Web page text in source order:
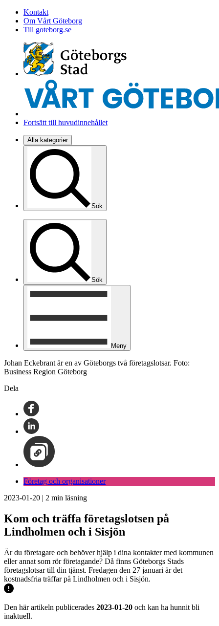
Kontakt
Om Vårt Göteborg
Till goteborg.se
Fortsätt till huvudinnehållet
Alla kategorier
Sök
Sök
Meny
Johan Eckebrant är en av Göteborgs två företagslotsar. Foto:
Business Region Göteborg
Dela
Företag och organisationer
2023-01-20 | 2 min läsning
Kom och träffa företagslotsen på
Lindholmen och i Sisjön
Är du företagare och behöver hjälp i dina kontakter med kommunen
eller annat som rör företagande? Då finns Göteborgs Stads
företagslotsar till din tjänst. Fredagen den 27 januari är det
kostnadsfria träffar på Lindholmen och i Sisjön.
Den här artikeln publicerades 2023-01-20 och kan ha hunnit bli
inaktuell.